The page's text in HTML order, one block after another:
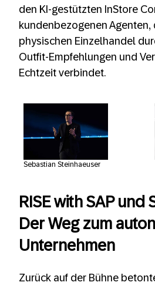
den KI-gestützten InStore
kundenbezogenen
physischen Einzelhandel
Outfit-Empfehlungen und
Echtzeit verbindet.
Sebastian Steinhaeuser
RISE with SAP und
Der Weg zum
Unternehmen
Zurück auf der Bühne